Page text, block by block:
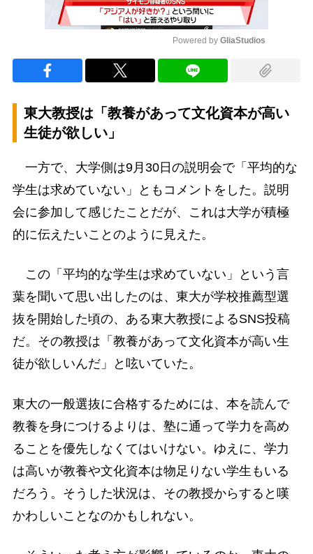
Powered by GliaStudios
東大教授は「教養があって文化資本が高い
生徒が欲しい」
一方で、大学側は9月30日の説明会で「平均的な
学生は求めていない」ともコメントをした。説明
会に参加して感じたことだが、これは大学が積極
的に伝えたいことのように見えた。
この「平均的な学生は求めていない」という言
葉を聞いて思い出したのは、東大が学校推薦型選
抜を開始した頃の、ある東大教授によるSNS投稿
だ。その教授は「教養があって文化資本が高い生
徒が欲しいんだ」と呟いていた。
東大の一般選抜に合格するためには、本を読んで
教養を身につけるよりは、塾に通って学力を高め
ることを優先しなくてはいけない。ゆえに、学力
は高いが教養や文化資本は物足りない学生もいる
だろう。そうした状況は、その教授からすると嘆
かわしいことなのかもしれない。